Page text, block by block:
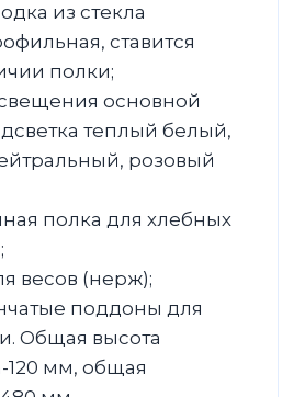
из стекла
ставится
полки;
основной
теплый белый,
розовый
полка для хлебных
весов (нерж);
поддоны для
Общая высота
120 мм, общая